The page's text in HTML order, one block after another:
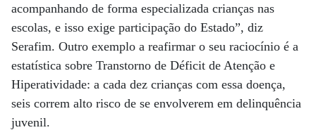
acompanhando de forma especializada crianças nas
escolas, e isso exige participação do Estado”, diz
Serafim. Outro exemplo a reafirmar o seu raciocínio é a
estatística sobre Transtorno de Déficit de Atenção e
Hiperatividade: a cada dez crianças com essa doença,
seis correm alto risco de se envolverem em delinquência
juvenil.